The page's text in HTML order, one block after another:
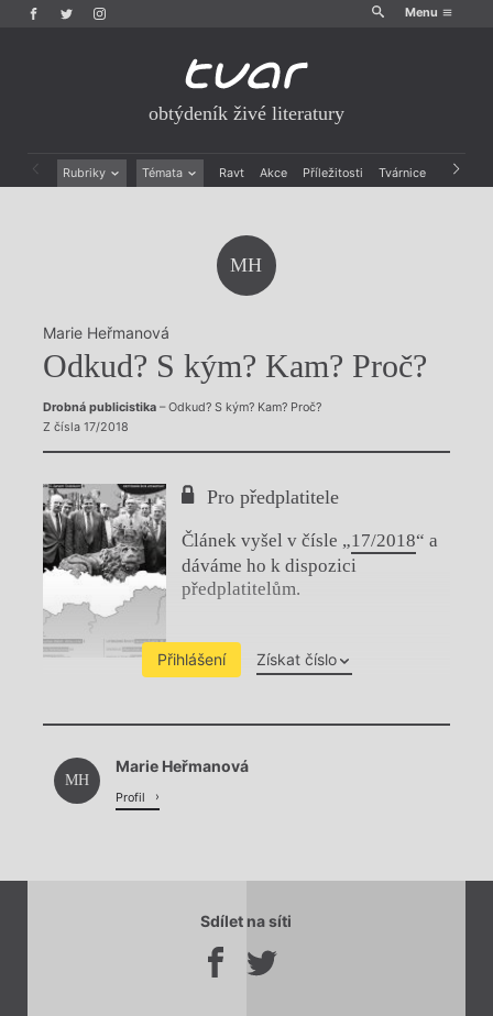
Menu
obtýdeník živé literatury
Rubriky Témata Ravt Akce Příležitosti Tvárnice Archiv
MH
Marie Heřmanová
Odkud? S kým? Kam? Proč?
Drobná publicistika– Odkud? S kým? Kam? Proč?
Z čísla 17/2018
Pro předplatitele
Článek vyšel v čísle „17/2018“ a
dáváme ho k dispozici
předplatitelům.
Přihlášení Získat číslo
Chviličku.
Načítá se.
MH
Marie Heřmanová
Profil
Sdílet na síti